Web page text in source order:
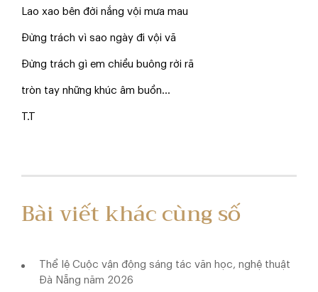
Lao xao bên đời nắng vội mưa mau
Đừng trách vì sao ngày đi vội vã
Đừng trách gì em chiều buông rời rã
tròn tay những khúc âm buồn...
T.T
Bài viết khác cùng số
Thể lệ Cuộc vận động sáng tác văn học, nghệ thuật
Đà Nẵng năm 2026